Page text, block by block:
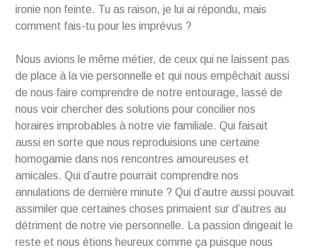
ironie non feinte. Tu as raison, je lui ai répondu, mais
comment fais-tu pour les imprévus ?
Nous avions le même métier, de ceux qui ne laissent pas
de place à la vie personnelle et qui nous empêchait aussi
de nous faire comprendre de notre entourage, lassé de
nous voir chercher des solutions pour concilier nos
horaires improbables à notre vie familiale. Qui faisait
aussi en sorte que nous reproduisions une certaine
homogamie dans nos rencontres amoureuses et
amicales. Qui d’autre pourrait comprendre nos
annulations de dernière minute ? Qui d’autre aussi pouvait
assimiler que certaines choses primaient sur d’autres au
détriment de notre vie personnelle. La passion dirigeait le
reste et nous étions heureux comme ça puisque nous